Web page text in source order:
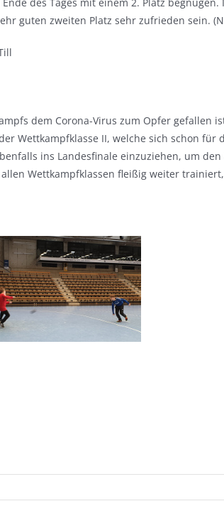
guten zweiten Platz sehr zufrieden sein.
dem Corona-Virus zum Opfer gefallen
Wettkampfklasse II, welche sich schon
ins Landesfinale einzuziehen, um
Wettkampfklassen fleißig weiter